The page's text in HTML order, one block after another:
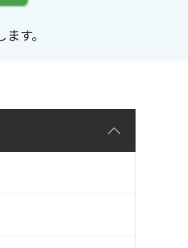
す。